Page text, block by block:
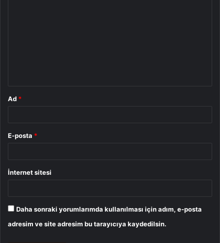
Ad *
E-posta *
İnternet sitesi
Daha sonraki yorumlarımda kullanılması için adım, e-posta
adresim ve site adresim bu tarayıcıya kaydedilsin.